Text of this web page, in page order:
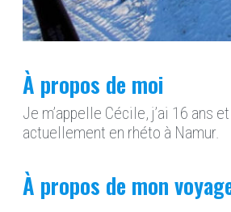
À propos de moi
Je m’appelle Cécile, j’ai 16 ans
actuellement en rhéto à Namur.
À propos de mon